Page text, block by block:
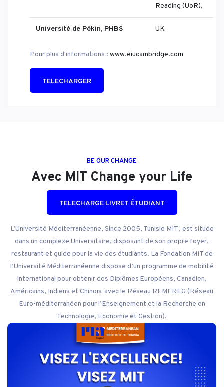
Reading (UoR),
Université de Pékin, PHBS UK
Pour plus d'informations : www.eiucambridge.com
TELECHARGER
BE OUR CHANGE
Avec MIT Change your Life
TELECHARGE LIVRET ÉTUDIANT
L’Université Méditerranéenne, Since 2005, Tunisie MIT , est située
dans un complexe Universitaire, disposant de son propre foyer,
restaurant et guide pour la vie des étudiants. La Fondation MIT de
l’Université Méditerranéenne dispose d’un programme de mobilité
international pour obtenir des Diplômes Européens, Canadien,
Américains, Indiens et Chinois avec le Réseau REMEREG (Réseau
Euro-méditerranéen pour l’Enseignement et la Recherche en
Technologie, Economie et Gestion).